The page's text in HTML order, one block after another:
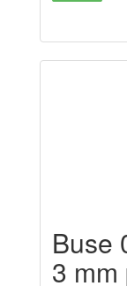
Buse
3 mm